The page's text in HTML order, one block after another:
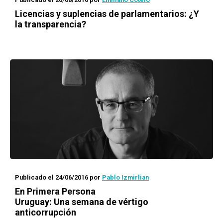
Licencias y suplencias de parlamentarios: ¿Y
la transparencia?
Publicado el 24/06/2016 por Pablo Izmirlian
En Primera Persona
Uruguay: Una semana de vértigo
anticorrupción